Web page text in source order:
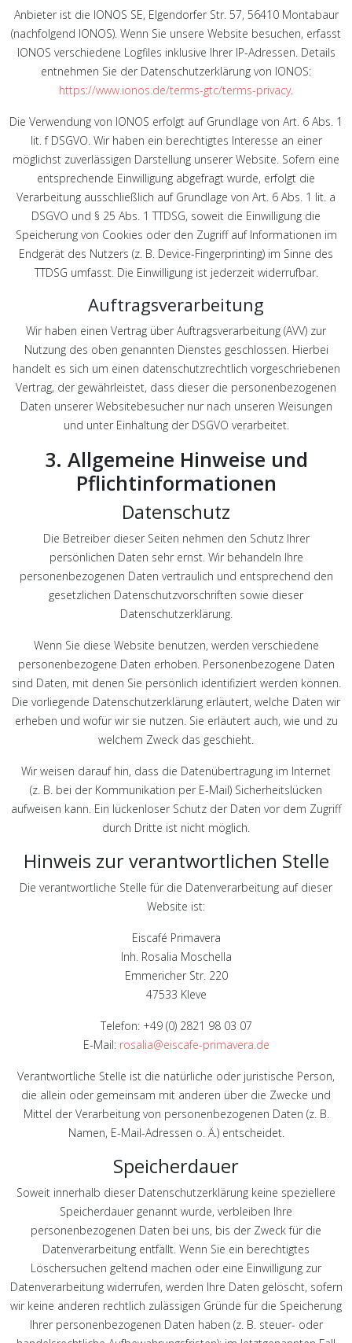
Anbieter ist die IONOS SE, Elgendorfer Str. 57, 56410 Montabaur
(nachfolgend IONOS). Wenn Sie unsere Website besuchen, erfasst
IONOS verschiedene Logfiles inklusive Ihrer IP-Adressen. Details
entnehmen Sie der Datenschutzerklärung von IONOS:
https://www.ionos.de/terms-gtc/terms-privacy.
Die Verwendung von IONOS erfolgt auf Grundlage von Art. 6 Abs. 1
lit. f DSGVO. Wir haben ein berechtigtes Interesse an einer
möglichst zuverlässigen Darstellung unserer Website. Sofern eine
entsprechende Einwilligung abgefragt wurde, erfolgt die
Verarbeitung ausschließlich auf Grundlage von Art. 6 Abs. 1 lit. a
DSGVO und § 25 Abs. 1 TTDSG, soweit die Einwilligung die
Speicherung von Cookies oder den Zugriff auf Informationen im
Endgerät des Nutzers (z. B. Device-Fingerprinting) im Sinne des
TTDSG umfasst. Die Einwilligung ist jederzeit widerrufbar.
Auftragsverarbeitung
Wir haben einen Vertrag über Auftragsverarbeitung (AVV) zur
Nutzung des oben genannten Dienstes geschlossen. Hierbei
handelt es sich um einen datenschutzrechtlich vorgeschriebenen
Vertrag, der gewährleistet, dass dieser die personenbezogenen
Daten unserer Websitebesucher nur nach unseren Weisungen
und unter Einhaltung der DSGVO verarbeitet.
3. Allgemeine Hinweise und
Pflicht­informationen
Datenschutz
Die Betreiber dieser Seiten nehmen den Schutz Ihrer
persönlichen Daten sehr ernst. Wir behandeln Ihre
personenbezogenen Daten vertraulich und entsprechend den
gesetzlichen Datenschutzvorschriften sowie dieser
Datenschutzerklärung.
Wenn Sie diese Website benutzen, werden verschiedene
personenbezogene Daten erhoben. Personenbezogene Daten
sind Daten, mit denen Sie persönlich identifiziert werden können.
Die vorliegende Datenschutzerklärung erläutert, welche Daten wir
erheben und wofür wir sie nutzen. Sie erläutert auch, wie und zu
welchem Zweck das geschieht.
Wir weisen darauf hin, dass die Datenübertragung im Internet
(z. B. bei der Kommunikation per E-Mail) Sicherheitslücken
aufweisen kann. Ein lückenloser Schutz der Daten vor dem Zugriff
durch Dritte ist nicht möglich.
Hinweis zur verantwortlichen Stelle
Die verantwortliche Stelle für die Datenverarbeitung auf dieser
Website ist:
Eiscafé Primavera
Inh. Rosalia Moschella
Emmericher Str. 220
47533 Kleve
Telefon: +49 (0) 2821 98 03 07
E-Mail: rosalia@eiscafe-primavera.de
Verantwortliche Stelle ist die natürliche oder juristische Person,
die allein oder gemeinsam mit anderen über die Zwecke und
Mittel der Verarbeitung von personenbezogenen Daten (z. B.
Namen, E-Mail-Adressen o. Ä.) entscheidet.
Speicherdauer
Soweit innerhalb dieser Datenschutzerklärung keine speziellere
Speicherdauer genannt wurde, verbleiben Ihre
personenbezogenen Daten bei uns, bis der Zweck für die
Datenverarbeitung entfällt. Wenn Sie ein berechtigtes
Löschersuchen geltend machen oder eine Einwilligung zur
Datenverarbeitung widerrufen, werden Ihre Daten gelöscht, sofern
wir keine anderen rechtlich zulässigen Gründe für die Speicherung
Ihrer personenbezogenen Daten haben (z. B. steuer- oder